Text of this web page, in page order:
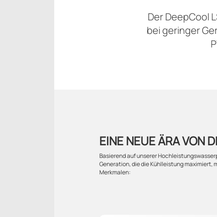
Der DeepCool
bei geringer
EINE NEUE ÄRA VON
Basierend auf unserer
Generation, die die Kühlleistung maximiert,
Merkmalen: